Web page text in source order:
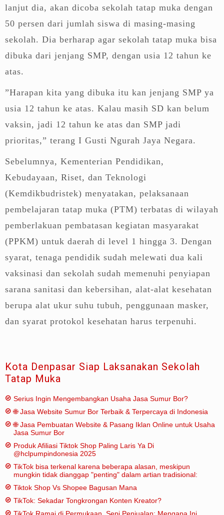
lanjut dia, akan dicoba sekolah tatap muka dengan
50 persen dari jumlah siswa di masing-masing
sekolah. Dia berharap agar sekolah tatap muka bisa
dibuka dari jenjang SMP, dengan usia 12 tahun ke
atas.
”Harapan kita yang dibuka itu kan jenjang SMP ya
usia 12 tahun ke atas. Kalau masih SD kan belum
vaksin, jadi 12 tahun ke atas dan SMP jadi
prioritas,” terang I Gusti Ngurah Jaya Negara.
Sebelumnya, Kementerian Pendidikan,
Kebudayaan, Riset, dan Teknologi
(Kemdikbudristek) menyatakan, pelaksanaan
pembelajaran tatap muka (PTM) terbatas di wilayah
pemberlakuan pembatasan kegiatan masyarakat
(PPKM) untuk daerah di level 1 hingga 3. Dengan
syarat, tenaga pendidik sudah melewati dua kali
vaksinasi dan sekolah sudah memenuhi penyiapan
sarana sanitasi dan kebersihan, alat-alat kesehatan
berupa alat ukur suhu tubuh, penggunaan masker,
dan syarat protokol kesehatan harus terpenuhi.
Kota Denpasar Siap Laksanakan Sekolah
Tatap Muka
Serius Ingin Mengembangkan Usaha Jasa Sumur Bor?
🌐 Jasa Website Sumur Bor Terbaik & Terpercaya di Indonesia
🌐 Jasa Pembuatan Website & Pasang Iklan Online untuk Usaha
Jasa Sumur Bor
Produk Afiliasi Tiktok Shop Paling Laris Ya Di
@hclpumpindonesia 2025
TikTok bisa terkenal karena beberapa alasan, meskipun
mungkin tidak dianggap "penting" dalam artian tradisional:
Tiktok Shop Vs Shopee Bagusan Mana
TikTok: Sekadar Tongkrongan Konten Kreator?
TikTok Ramai di Permukaan, Sepi Penjualan: Mengapa Ini